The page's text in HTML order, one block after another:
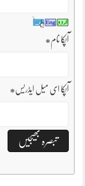
آپکا نام*
آپکا ای میل ایڈریس*